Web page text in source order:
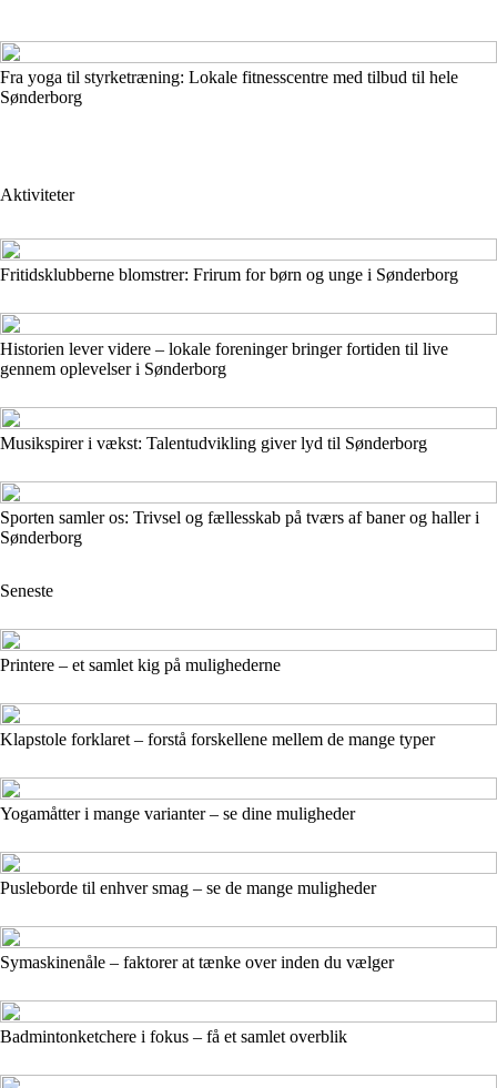
Fra yoga til styrketræning: Lokale fitnesscentre med tilbud til hele
Sønderborg
Aktiviteter
Fritidsklubberne blomstrer: Frirum for børn og unge i Sønderborg
Historien lever videre – lokale foreninger bringer fortiden til live
gennem oplevelser i Sønderborg
Musikspirer i vækst: Talentudvikling giver lyd til Sønderborg
Sporten samler os: Trivsel og fællesskab på tværs af baner og haller i
Sønderborg
Seneste
Printere – et samlet kig på mulighederne
Klapstole forklaret – forstå forskellene mellem de mange typer
Yogamåtter i mange varianter – se dine muligheder
Pusleborde til enhver smag – se de mange muligheder
Symaskinenåle – faktorer at tænke over inden du vælger
Badmintonketchere i fokus – få et samlet overblik